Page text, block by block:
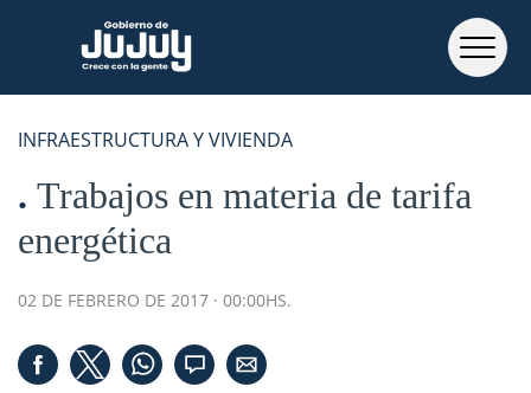
INFRAESTRUCTURA Y VIVIENDA
Trabajos en materia de tarifa
energética
02 DE FEBRERO DE 2017 · 00:00HS.